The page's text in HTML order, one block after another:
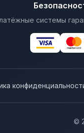
системы
©